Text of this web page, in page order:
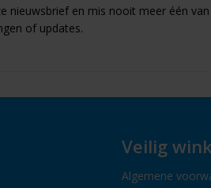
nieuwsbrief en mis nooit meer één van
of updates.
Veilig
Algemene